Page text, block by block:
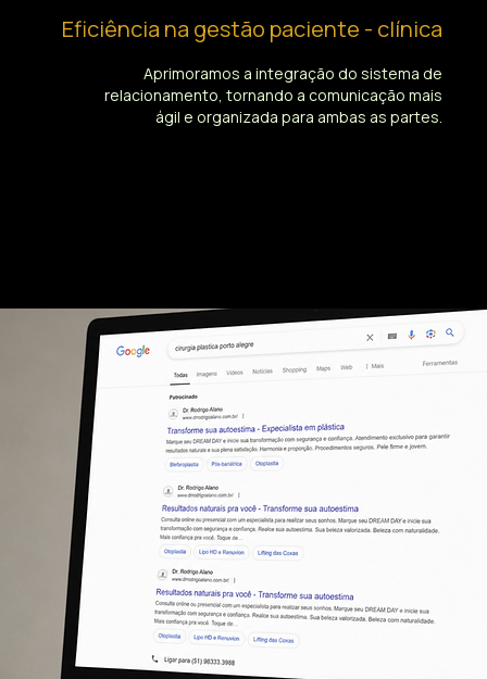
Eficiência na gestão paciente - clínica
Aprimoramos a integração do sistema de
relacionamento, tornando a comunicação mais
ágil e organizada para ambas as partes.